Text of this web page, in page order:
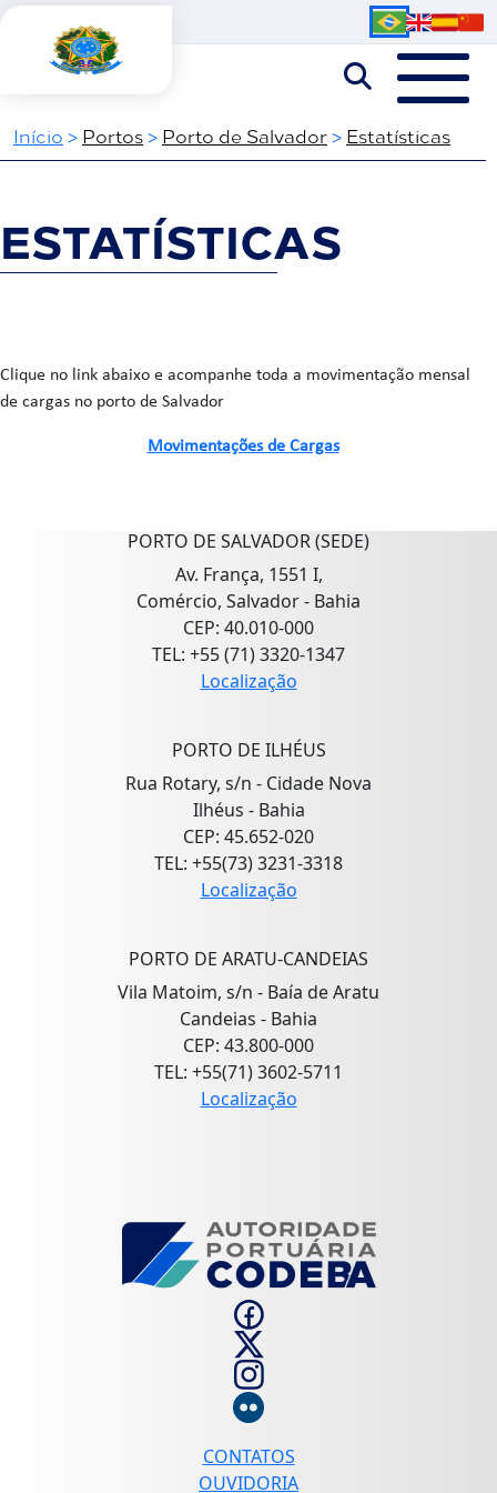
Iní­cio > Portos> Porto de Salvador> Estatísticas
ESTATÍSTICAS
Clique no link abaixo e acompanhe toda a movimentação mensal
de cargas no porto de Salvador
Movimentações de Cargas
PORTO DE SALVADOR (SEDE)
Av. França, 1551 I,
Comércio, Salvador - Bahia
CEP: 40.010-000
TEL: +55 (71) 3320-1347
Localização
PORTO DE ILHÉUS
Rua Rotary, s/n - Cidade Nova
Ilhéus - Bahia
CEP: 45.652-020
TEL: +55(73) 3231-3318
Localização
PORTO DE ARATU-CANDEIAS
Vila Matoim, s/n - Baía de Aratu
Candeias - Bahia
CEP: 43.800-000
TEL: +55(71) 3602-5711
Localização
CONTATOS
OUVIDORIA